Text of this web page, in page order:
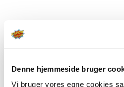
Denne hjemmeside bruger
Vi bruger vores egne cookies